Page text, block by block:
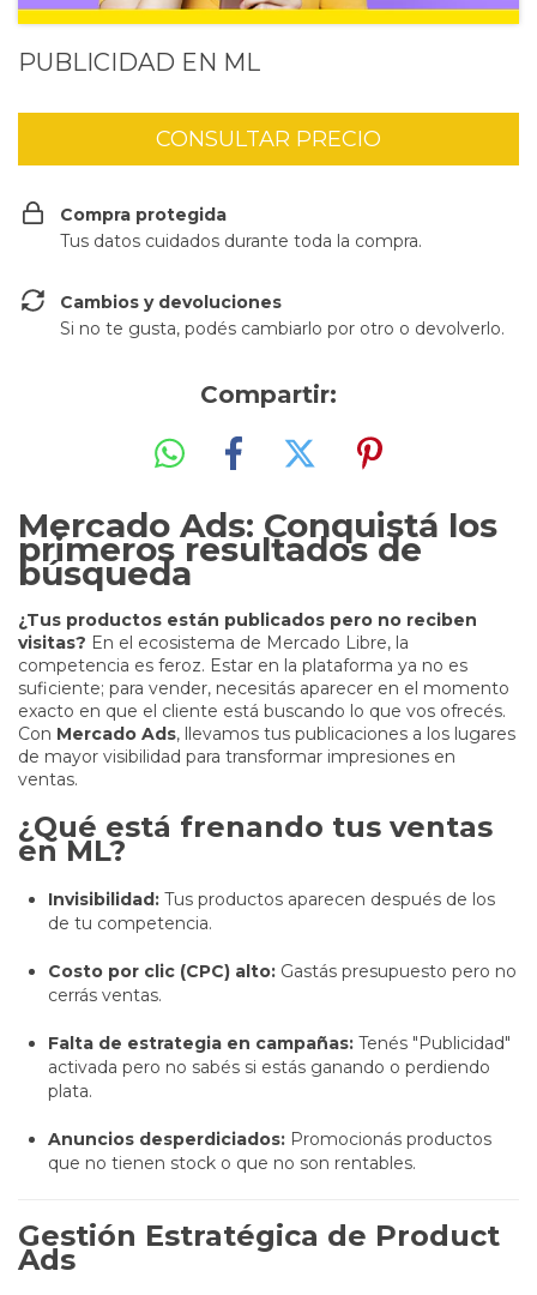
PUBLICIDAD EN ML
Compra protegida
Tus datos cuidados durante toda la compra.
Cambios y devoluciones
Si no te gusta, podés cambiarlo por otro o devolverlo.
Compartir:
Mercado Ads: Conquistá los
primeros resultados de
búsqueda
¿Tus productos están publicados pero no reciben
visitas? En el ecosistema de Mercado Libre, la
competencia es feroz. Estar en la plataforma ya no es
suficiente; para vender, necesitás aparecer en el momento
exacto en que el cliente está buscando lo que vos ofrecés.
Con Mercado Ads, llevamos tus publicaciones a los lugares
de mayor visibilidad para transformar impresiones en
ventas.
¿Qué está frenando tus ventas
en ML?
Invisibilidad: Tus productos aparecen después de los
de tu competencia.
Costo por clic (CPC) alto: Gastás presupuesto pero no
cerrás ventas.
Falta de estrategia en campañas: Tenés "Publicidad"
activada pero no sabés si estás ganando o perdiendo
plata.
Anuncios desperdiciados: Promocionás productos
que no tienen stock o que no son rentables.
Gestión Estratégica de Product
Ads